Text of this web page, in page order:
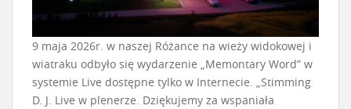
9 maja 2026r. w naszej Różance na wieży widokowej i
wiatraku odbyło się wydarzenie „Memontary Word” w
systemie Live dostępne tylko w Internecie. „Stimming
D. J. Live w plenerze. Dziękujemy za wspaniała